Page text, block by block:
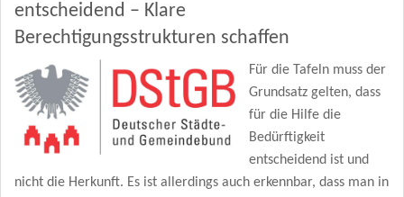
entscheidend – Klare
Berechtigungsstrukturen schaffen
Für die Tafeln muss der
Grundsatz gelten, dass
für die Hilfe die
Bedürftigkeit
entscheidend ist und
nicht die Herkunft. Es ist allerdings auch erkennbar, dass man in